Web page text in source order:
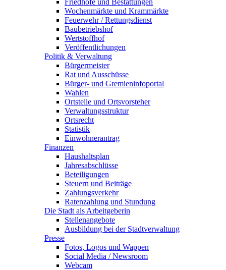
Friedhöfe und Bestattungen
Wochenmärkte und Krammärkte
Feuerwehr / Rettungsdienst
Baubetriebshof
Wertstoffhof
Veröffentlichungen
Politik & Verwaltung
Bürgermeister
Rat und Ausschüsse
Bürger- und Gremieninfoportal
Wahlen
Ortsteile und Ortsvorsteher
Verwaltungsstruktur
Ortsrecht
Statistik
Einwohnerantrag
Finanzen
Haushaltsplan
Jahresabschlüsse
Beteiligungen
Steuern und Beiträge
Zahlungsverkehr
Ratenzahlung und Stundung
Die Stadt als Arbeitgeberin
Stellenangebote
Ausbildung bei der Stadtverwaltung
Presse
Fotos, Logos und Wappen
Social Media / Newsroom
Webcam